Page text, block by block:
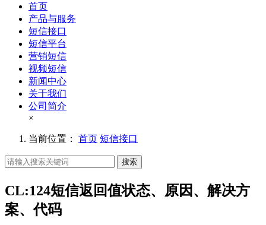
首页
产品与服务
短信接口
短信平台
营销短信
视频短信
新闻中心
关于我们
公司简介
×
当前位置： 首页 短信接口
搜索
CL:124短信返回值状态、原因、解决方
案、代码